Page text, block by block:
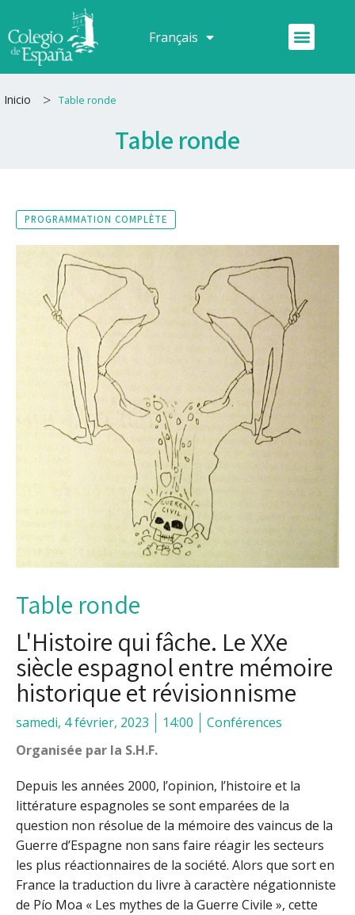
au
contenu
Français
Español Menu
Inicio > Table ronde
Table ronde
PROGRAMMATION COMPLÈTE
Table ronde
L'Histoire qui fâche. Le XXe
siècle espagnol entre mémoire
historique et révisionnisme
samedi, 4 février, 2023 14:00
Conférences
Organisée par la S.H.F.
Depuis les années 2000, l’opinion, l’histoire et la
littérature espagnoles se sont emparées de la
question non résolue de la mémoire des vaincus de la
Guerre d’Espagne non sans faire réagir les secteurs
les plus réactionnaires de la société. Alors que sort en
France la traduction du livre à caractère négationniste
de Pío Moa « Les mythes de la Guerre Civile », cette